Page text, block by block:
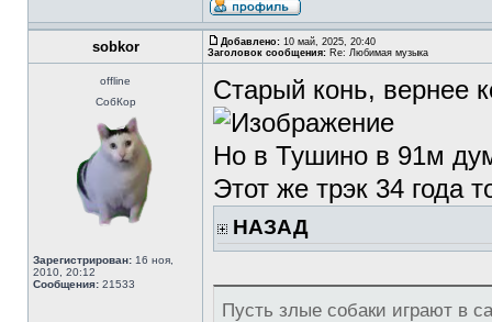
sobkor Добавлено: 10 май, 2025, 20:40
Заголовок сообщения: Re: Любимая музыка
offline
СобКор
Зарегистрирован: 16 ноя,
2010, 20:12
Сообщения: 21533
Старый конь, вернее
Но в Тушино в 91м
Этот же трэк 34 года
НАЗАД
Пусть злые собаки играют в